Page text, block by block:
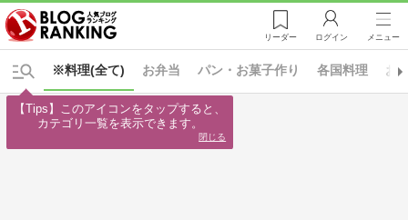
リーダー ログイン メニュー
※料理(全て) お弁当 パン・お菓子作り 各国料理 お
【Tips】このアイコンをタップすると、
カテゴリ一覧を表示できます。
閉じる